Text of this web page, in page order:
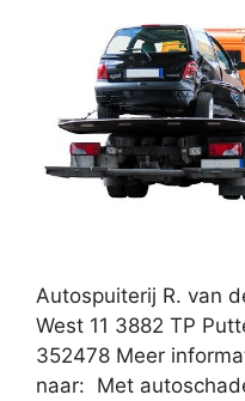
Autospuiterij R. van
West 11 3882 TP
352478 Meer
naar: Met